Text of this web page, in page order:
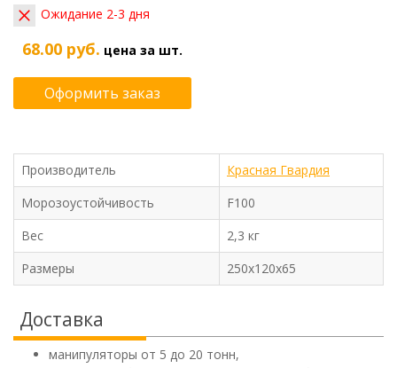
Ожидание 2-3 дня
68.00 руб. цена за шт.
Оформить заказ
Производитель
Красная Гвардия
Морозоустойчивость
F100
Вес
2,3 кг
Размеры
250х120х65
Доставка
манипуляторы от 5 до 20 тонн,